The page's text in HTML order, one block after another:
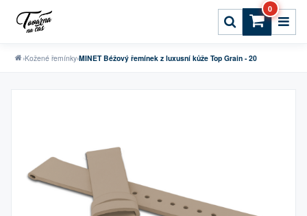
0
›Kožené řemínky›MINET Béžový řemínek z luxusní kůže Top Grain - 20